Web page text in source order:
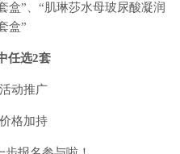
盒”、“肌琳莎水母玻尿酸凝润
盒”
任选2套
动推广
格加持